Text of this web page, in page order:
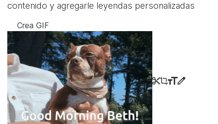
contenido y agregarle leyendas personalizadas
Crea GIF